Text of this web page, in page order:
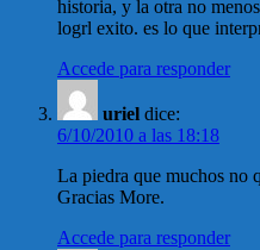
historia, y la otra no
logrl exito. es lo que
Accede para responder
uriel dice:
6/10/2010 a las 18:18
La piedra que muchos no
Gracias More.
Accede para responder